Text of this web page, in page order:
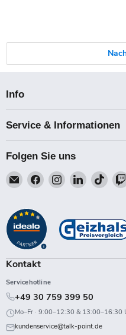
Info
Service & Informationen
Folgen Sie uns
Email
Talk-
Finden
Sie
auf
Facebook
Finden
Sie
Instagram
Finden
Sie
LinkedIn
Sie
Kontakt
Servicehotline
+49 30 759 399 50
Mo–Fr · 9:00–12:30 & 13:00–16:30
kundenservice@talk-point.de